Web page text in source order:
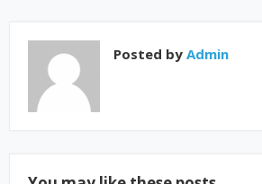
Posted by Admin